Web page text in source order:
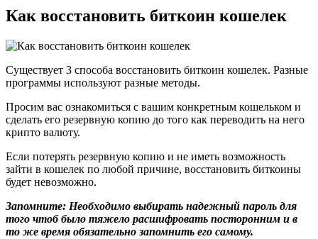
Как восстановить биткоин кошелек
Существует 3 способа восстановить биткоин кошелек. Разные
программы используют разные методы.
Просим вас ознакомиться с вашим конкретным кошельком и
сделать его резервную копию до того как переводить на него
крипто валюту.
Если потерять резервную копию и не иметь возможность
зайти в кошелек по любой причине, восстановить биткоины
будет невозможно.
Запомните: Необходимо выбирать надежный пароль для
того чтоб было тяжело расшифровать посторонним и в
то же время обязательно запомнить его самому.